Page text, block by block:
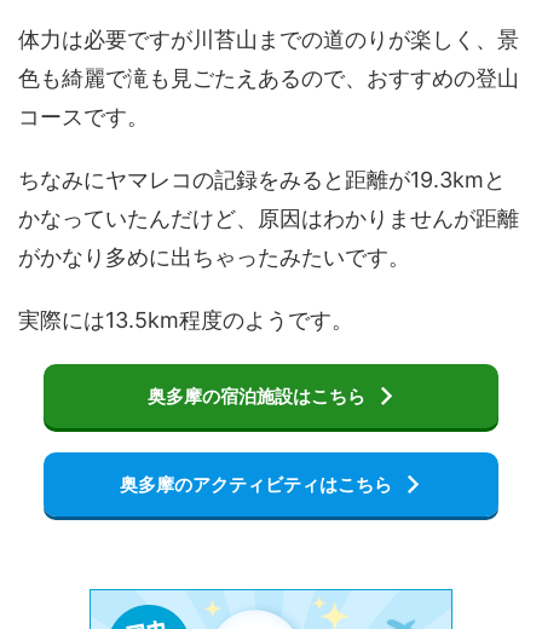
体力は必要ですが川苔山までの道のりが楽しく、景
色も綺麗で滝も見ごたえあるので、おすすめの登山
コースです。
ちなみにヤマレコの記録をみると距離が19.3kmと
かなっていたんだけど、原因はわかりませんが距離
がかなり多めに出ちゃったみたいです。
実際には13.5km程度のようです。
奥多摩の宿泊施設はこちら
奥多摩のアクティビティはこちら